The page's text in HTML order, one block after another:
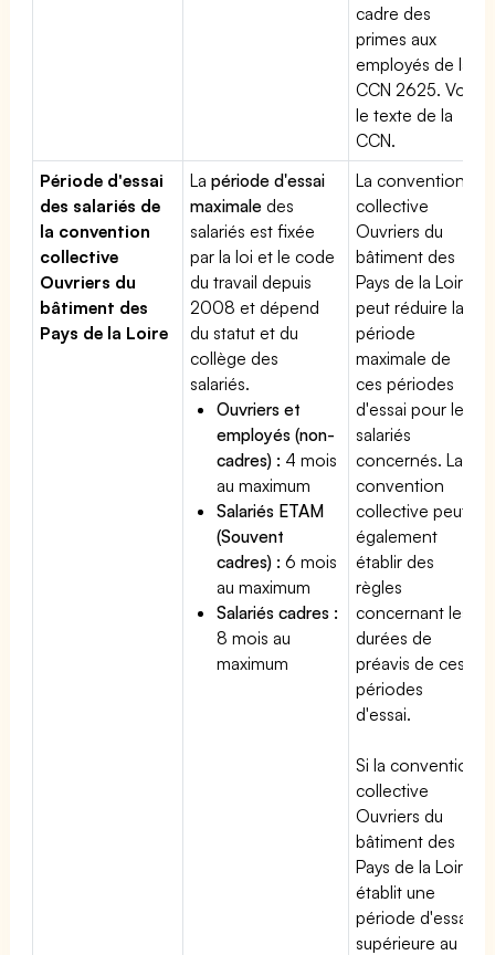
cadre des
primes aux
employés de la
CCN 2625. Voir
le texte de la
CCN.
Période d'essai
des salariés de
la convention
collective
Ouvriers du
bâtiment des
Pays de la Loire
Lapériode d'essai
maximale des
salariés est fixée
par la loi et le code
du travail depuis
2008 et dépend
du statut et du
collège des
salariés.
Ouvriers et
employés (non-
cadres) : 4 mois
au maximum
Salariés ETAM
(Souvent
cadres) : 6 mois
au maximum
Salariés cadres :
8 mois au
maximum
La convention
collective
Ouvriers du
bâtiment des
Pays de la Loire
peut réduire la
période
maximale de
ces périodes
d'essai pour les
salariés
concernés. La
convention
collective peut
également
établir des
règles
concernant les
durées de
préavis de ces
périodes
d'essai.
Si la convention
collective
Ouvriers du
bâtiment des
Pays de la Loire
établit une
période d'essai
supérieure au